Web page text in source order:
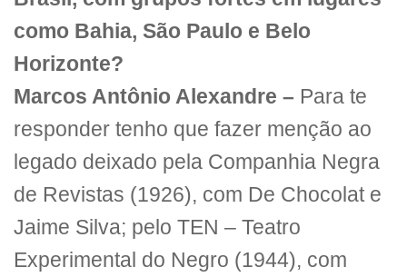
como Bahia, São Paulo e Belo
Horizonte?
Marcos Antônio Alexandre – Para te
responder tenho que fazer menção ao
legado deixado pela Companhia Negra
de Revistas (1926), com De Chocolat e
Jaime Silva; pelo TEN – Teatro
Experimental do Negro (1944), com